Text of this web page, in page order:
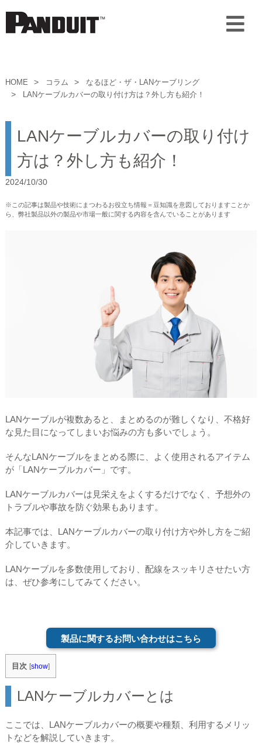
HOME コラム
なるほど・ザ・LANケーブリング
LANケーブルカバーの取り付け方は？外し方も紹介！
LANケーブルカバーの取り付け
方は？外し方も紹介！
2024/10/30
※この記事は製品や技術にまつわるお役立ち情報＝豆知識を意図しておりますことか
ら、弊社製品以外の製品や市場一般に関する内容を含んでいることがあります
LANケーブルが複数あると、まとめるのが難しくなり、不格好
な見た目になってしまいお悩みの方も多いでしょう。
そんなLANケーブルをまとめる際に、よく使用されるアイテム
が「LANケーブルカバー」です。
LANケーブルカバーは見栄えをよくするだけでなく、予想外の
トラブルや事故を防ぐ効果もあります。
本記事では、LANケーブルカバーの取り付け方や外し方をご紹
介していきます。
LANケーブルを多数使用しており、配線をスッキリさせたい方
は、ぜひ参考にしてみてください。
製品に関するお問い合わせはこちら
目次 [show]
LANケーブルカバーとは
ここでは、LANケーブルカバーの概要や種類、利用するメリッ
トなどを解説していきます。